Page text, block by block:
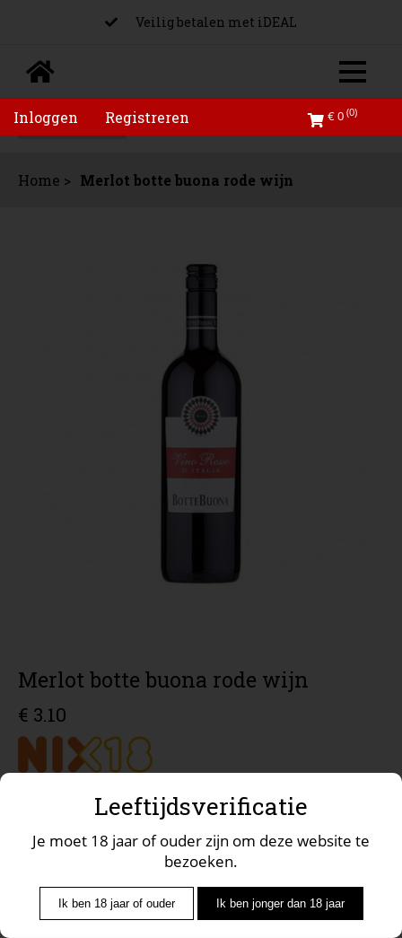
Veilig betalen met iDEAL
Altijd de laagste prijs voor zowel particulier als
Inloggen Registreren € 0 (0)
Leeftijdsverificatie
Je moet 18 jaar of ouder zijn om deze website te
bezoeken.
Ik ben 18 jaar of ouder Ik ben jonger dan 18 jaar
Home > Merlot botte buona rode wijn
Merlot botte buona rode wijn
€ 3.10
Merlot botte buona rode wijn
Regio veneto
Bevat sulfieten.